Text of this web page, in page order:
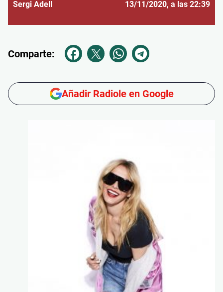
Sergi Adell 13/11/2020, a las 22:39
Comparte:
Añadir Radiole en Google